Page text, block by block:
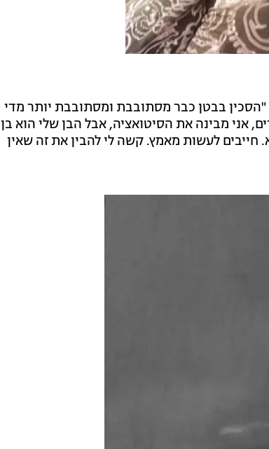
בבטן כבר מסתובבת ומסתובבת יותר מדי
אני מבינה את הסיטואציה, אבל הבן שלי הוא בן
חייבים לעשות מאמץ. קשה לי להבין את זה שאין